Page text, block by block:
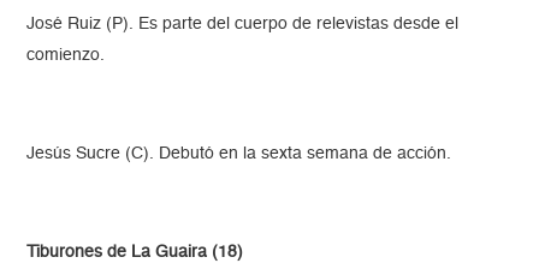
José Ruiz (P). Es parte del cuerpo de relevistas desde el
comienzo.
Jesús Sucre (C). Debutó en la sexta semana de acción.
Tiburones de La Guaira (18)